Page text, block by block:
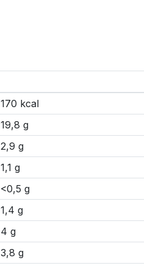
170 kcal
19,8 g
2,9 g
1,1 g
<0,5 g
1,4 g
4 g
3,8 g